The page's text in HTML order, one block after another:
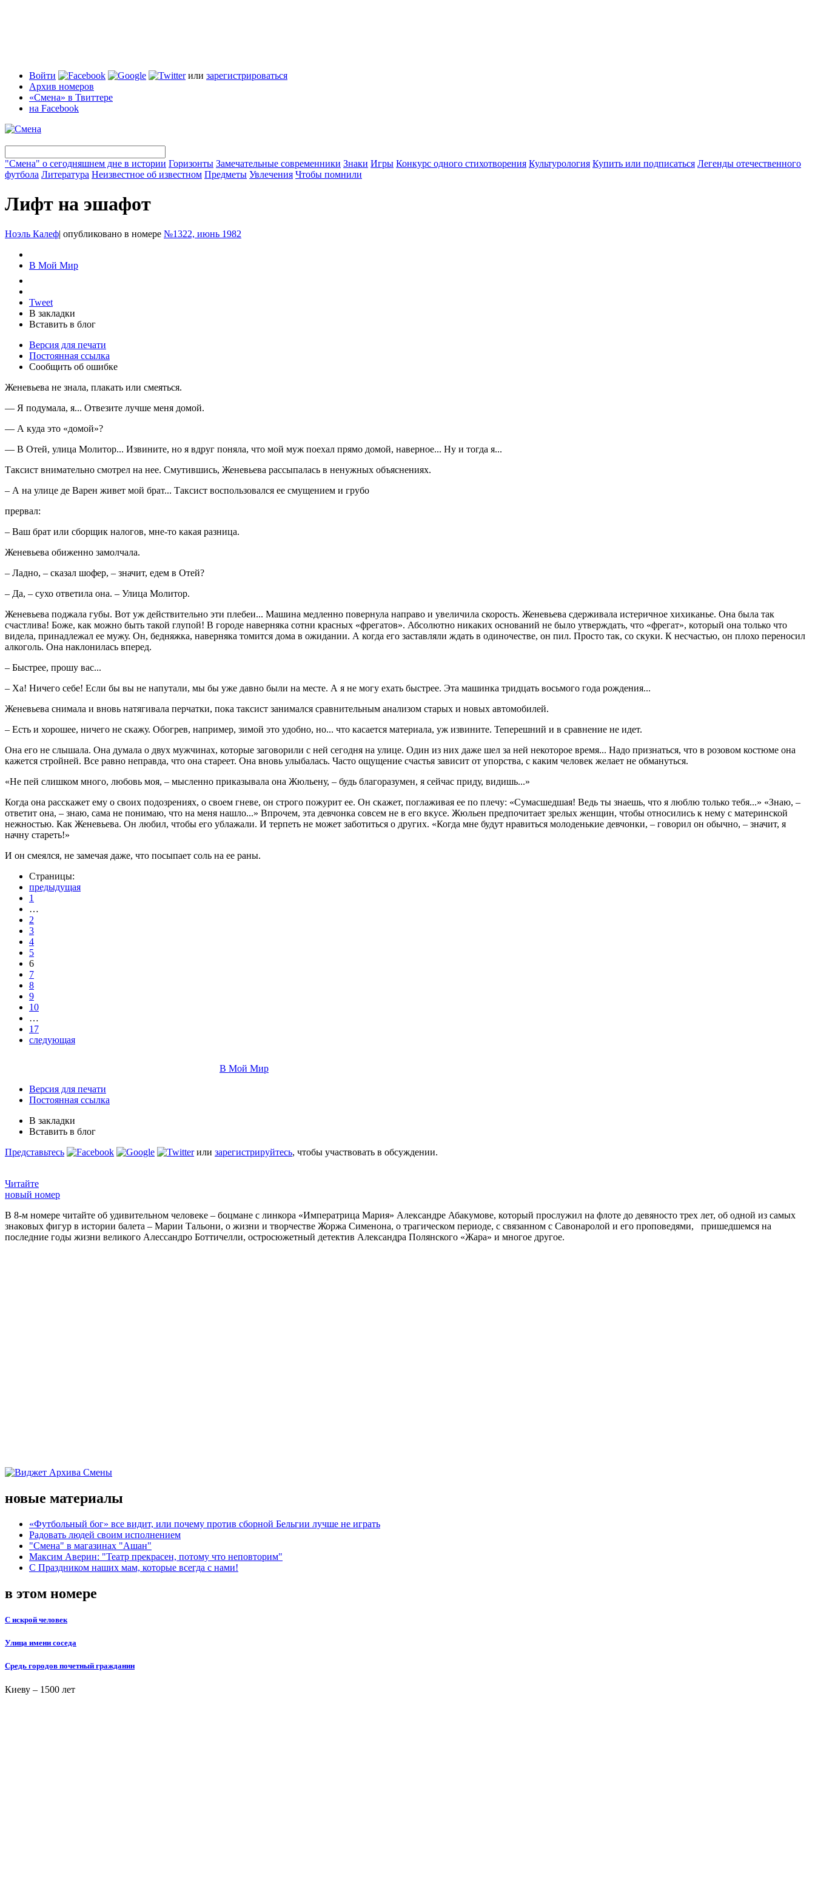
Войти или зарегистрироваться
Архив номеров
«Смена» в Твиттере
на Facebook
"Смена" о сегодняшнем дне в истории Горизонты Замечательные современники Знаки Игры Конкурс одного стихотворения Культурология Купить или подписаться Легенды отечественного
футбола Литература Неизвестное об известном Предметы Увлечения Чтобы помнили
Лифт на эшафот
Ноэль Калеф| опубликовано в номере №1322, июнь 1982
В Мой Мир
Tweet
В закладки
Вставить в блог
Версия для печати
Постоянная ссылка
Сообщить об ошибке
Женевьева не знала, плакать или смеяться.
— Я подумала, я... Отвезите лучше меня домой.
— А куда это «домой»?
— В Отей, улица Молитор... Извините, но я вдруг поняла, что мой муж поехал прямо домой, наверное... Ну и тогда я...
Таксист внимательно смотрел на нее. Смутившись, Женевьева рассыпалась в ненужных объяснениях.
– А на улице де Варен живет мой брат... Таксист воспользовался ее смущением и грубо
прервал:
– Ваш брат или сборщик налогов, мне-то какая разница.
Женевьева обиженно замолчала.
– Ладно, – сказал шофер, – значит, едем в Отей?
– Да, – сухо ответила она. – Улица Молитор.
Женевьева поджала губы. Вот уж действительно эти плебеи... Машина медленно повернула направо и увеличила скорость. Женевьева сдерживала истеричное хихиканье. Она была так
счастлива! Боже, как можно быть такой глупой! В городе наверняка сотни красных «фрегатов». Абсолютно никаких оснований не было утверждать, что «фрегат», который она только что
видела, принадлежал ее мужу. Он, бедняжка, наверняка томится дома в ожидании. А когда его заставляли ждать в одиночестве, он пил. Просто так, со скуки. К несчастью, он плохо переносил
алкоголь. Она наклонилась вперед.
– Быстрее, прошу вас...
– Ха! Ничего себе! Если бы вы не напутали, мы бы уже давно были на месте. А я не могу ехать быстрее. Эта машинка тридцать восьмого года рождения...
Женевьева снимала и вновь натягивала перчатки, пока таксист занимался сравнительным анализом старых и новых автомобилей.
– Есть и хорошее, ничего не скажу. Обогрев, например, зимой это удобно, но... что касается материала, уж извините. Теперешний и в сравнение не идет.
Она его не слышала. Она думала о двух мужчинах, которые заговорили с ней сегодня на улице. Один из них даже шел за ней некоторое время... Надо признаться, что в розовом костюме она
кажется стройней. Все равно неправда, что она стареет. Она вновь улыбалась. Часто ощущение счастья зависит от упорства, с каким человек желает не обмануться.
«Не пей слишком много, любовь моя, – мысленно приказывала она Жюльену, – будь благоразумен, я сейчас приду, видишь...»
Когда она расскажет ему о своих подозрениях, о своем гневе, он строго пожурит ее. Он скажет, поглаживая ее по плечу: «Сумасшедшая! Ведь ты знаешь, что я люблю только тебя...» «Знаю, –
ответит она, – знаю, сама не понимаю, что на меня нашло...» Впрочем, эта девчонка совсем не в его вкусе. Жюльен предпочитает зрелых женщин, чтобы относились к нему с материнской
нежностью. Как Женевьева. Он любил, чтобы его ублажали. И терпеть не может заботиться о других. «Когда мне будут нравиться молоденькие девчонки, – говорил он обычно, – значит, я
начну стареть!»
И он смеялся, не замечая даже, что посыпает соль на ее раны.
Страницы:
предыдущая
1
…
2
3
4
5
6
7
8
9
10
…
17
следующая
В Мой Мир
Версия для печати
Постоянная ссылка
В закладки
Вставить в блог
Представьтесь
или зарегистрируйтесь, чтобы участвовать в обсуждении.
Читайте
новый номер
В 8-м номере читайте об удивительном человеке – боцмане с линкора «Императрица Мария» Александре Абакумове, который прослужил на флоте до девяносто трех лет, об одной из самых
знаковых фигур в истории балета – Марии Тальони, о жизни и творчестве Жоржа Сименона, о трагическом периоде, с связанном с Савонаролой и его проповедями, пришедшемся на
последние годы жизни великого Алессандро Боттичелли, остросюжетный детектив Александра Полянского «Жара» и многое другое.
новые материалы
«Футбольный бог» все видит, или почему против сборной Бельгии лучше не играть
Радовать людей своим исполнением
"Смена" в магазинах "Ашан"
Максим Аверин: "Театр прекрасен, потому что неповторим"
С Праздником наших мам, которые всегда с нами!
в этом номере
С искрой человек
Улица имени соседа
Средь городов почетный гражданин
Киеву – 1500 лет